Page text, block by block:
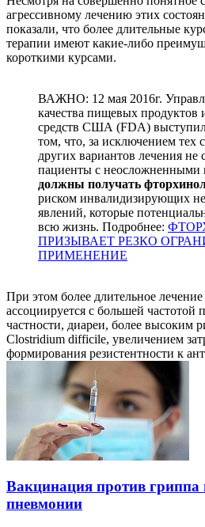
агрессивному лечению этих
показали, что более длительные
терапии имеют какие-либо
короткими курсами.
ВАЖНО: 12 мая 2016г.
качества пищевых продуктов
средств США (FDA)
том, что, за исключением тех
других вариантов лечения не
пациенты с неосложненными
должны получать
риском инвалидизирующих
явлений, которые
всю жизнь. Подробнее:
ПРИЗЫВАЕТ РЕЗКО
ПРИМЕНЕНИЕ
При этом более длительное
ассоциируется с большей частотой
частности, диареи, более высоким
Clostridium difficile, увеличением
формирования резистентности к
Вакцинация против гриппа
пневмонии